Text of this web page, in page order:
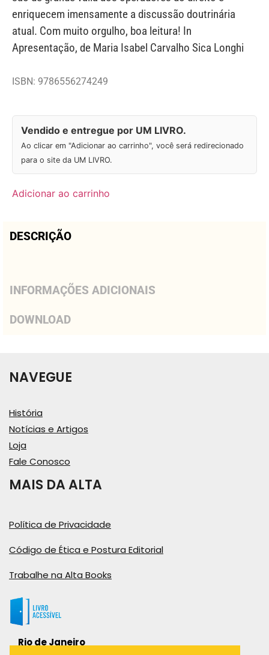
enriquecem imensamente a discussão doutrinária
atual. Com muito orgulho, boa leitura! In
Apresentação, de Maria Isabel Carvalho Sica Longhi
ISBN: 9786556274249
Vendido e entregue por UM LIVRO.
Ao clicar em "Adicionar ao carrinho", você será redirecionado
para o site da UM LIVRO.
Adicionar ao carrinho
DESCRIÇÃO
INFORMAÇÕES ADICIONAIS
DOWNLOAD
NAVEGUE
História
Notícias e Artigos
Loja
Fale Conosco
MAIS DA ALTA
Política de Privacidade
Código de Ética e Postura Editorial
Trabalhe na Alta Books
Rio de Janeiro